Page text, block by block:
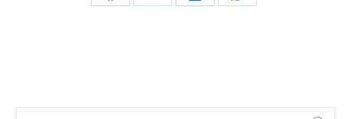
Share
Share
Share
Share